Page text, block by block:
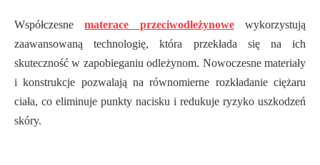
Współczesnematerace przeciwodleżynowewykorzystują
zaawansowaną technologię, która przekłada się na ich
skuteczność w zapobieganiu odleżynom. Nowoczesne materiały
i konstrukcje pozwalają na równomierne rozkładanie ciężaru
ciała, co eliminuje punkty nacisku i redukuje ryzyko uszkodzeń
skóry.